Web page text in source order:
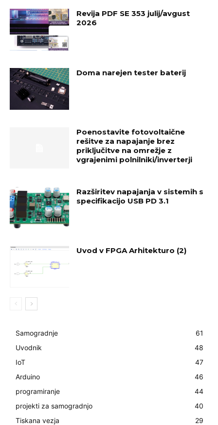
Revija PDF SE 353 julij/avgust
2026
Doma narejen tester baterij
Poenostavite fotovoltaične
rešitve za napajanje brez
priključitve na omrežje z
vgrajenimi polnilniki/inverterji
Razširitev napajanja v sistemih s
specifikacijo USB PD 3.1
Uvod v FPGA Arhitekturo (2)
Samogradnje
61
Uvodnik
48
IoT
47
Arduino
46
programiranje
44
projekti za samogradnjo
40
Tiskana vezja
29